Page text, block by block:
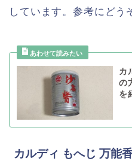
しています。参考にどう
カ
の
を
カルディ もへじ 万能